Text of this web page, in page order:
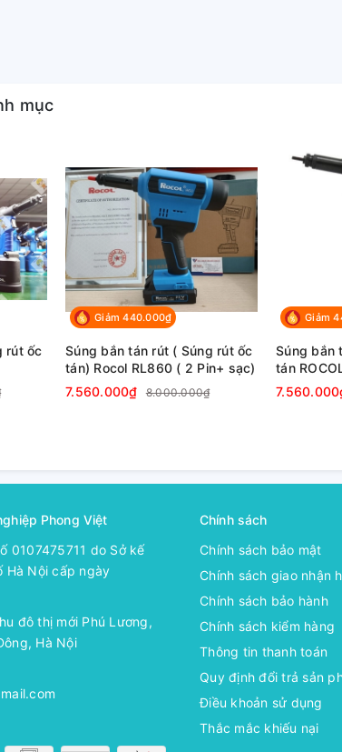
dụng mũi đặc chủng giúp mũi luôn bền và tăng
ốc tán chạy bằng Pin ROCOL - RL860
sử dụng đa năng cho các công trình, nhà xưởng,
800-1200 đai ốc đinh tán (500 chiếc M10)
1,8kg
mục
rút ốc
Giảm 440.000₫
Súng bắn tán rút ( Súng rút ốc
tán) Rocol RL860 ( 2 Pin+ sạc)
7.560.000₫
8.000.000₫
Giảm
Súng bắn
tán
M4-5-6-
Phong Việt
0107475711 do Sở kế
Hà Nội cấp ngày
đô thị mới Phú Lương,
Hà Nội
Chính sách
Chính sách bảo mật
Chính sách giao nhận
Chính sách bảo hành
Chính sách kiểm hàng
Thông tin thanh toán
Quy định đổi trả sản
Điều khoản sử dụng
Thắc mắc khiếu nại